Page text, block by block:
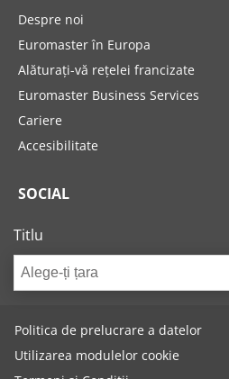
Despre noi
Euromaster în Europa
Alăturați-vă rețelei francizate
Euromaster Business Services
Cariere
Accesibilitate
SOCIAL
Titlu
Alege-ți țara
Politica de prelucrare a datelor
Utilizarea modulelor cookie